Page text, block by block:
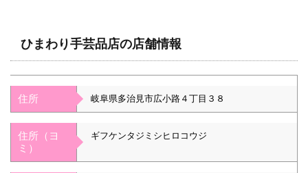
ひまわり手芸品店の店舗情報
住所 岐阜県多治見市広小路４丁目３８
住所（ヨ
ミ）
ギフケンタジミシヒロコウジ